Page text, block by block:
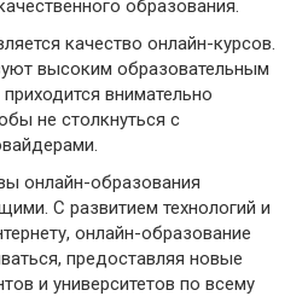
образования.
качество онлайн-курсов.
высоким образовательным
внимательно
не столкнуться с
онлайн-образования
С развитием технологий и
онлайн-образование
предоставляя новые
и университетов по всему